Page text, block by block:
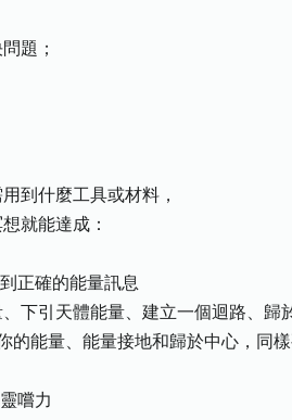
題；
到什麼工具或材料，
就能達成：
正確的能量訊息
引天體能量、建立一個迴路、歸
能量、能量接地和歸於中心，同樣
嚐力